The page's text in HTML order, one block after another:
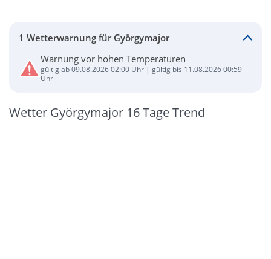
1 Wetterwarnung für Györgymajor
Warnung vor hohen Temperaturen
gültig ab 09.08.2026 02:00 Uhr | gültig bis 11.08.2026 00:59
Uhr
Wetter Györgymajor 16 Tage Trend